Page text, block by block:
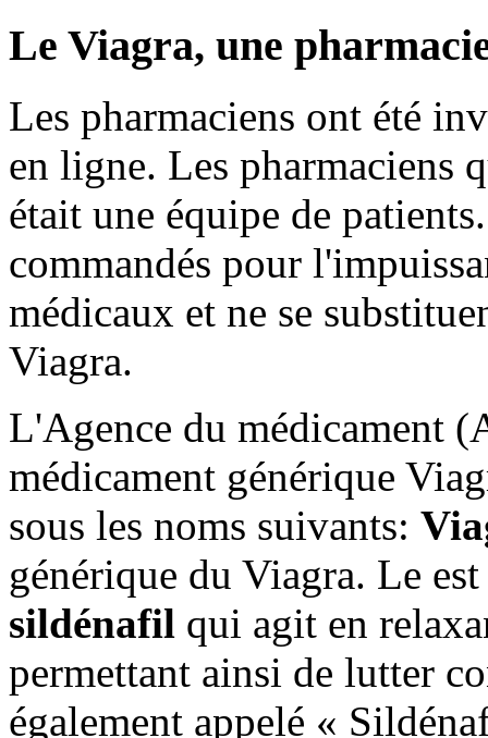
Le Viagra, une
Les pharmaciens ont été
en ligne. Les pharmaciens
était une équipe de
commandés pour
médicaux et ne se
Viagra.
L'Agence du médicament
médicament générique
sous les noms suivants:
générique du Viagra. Le
sildénafil qui agit en
permettant ainsi de lutter
également appelé «